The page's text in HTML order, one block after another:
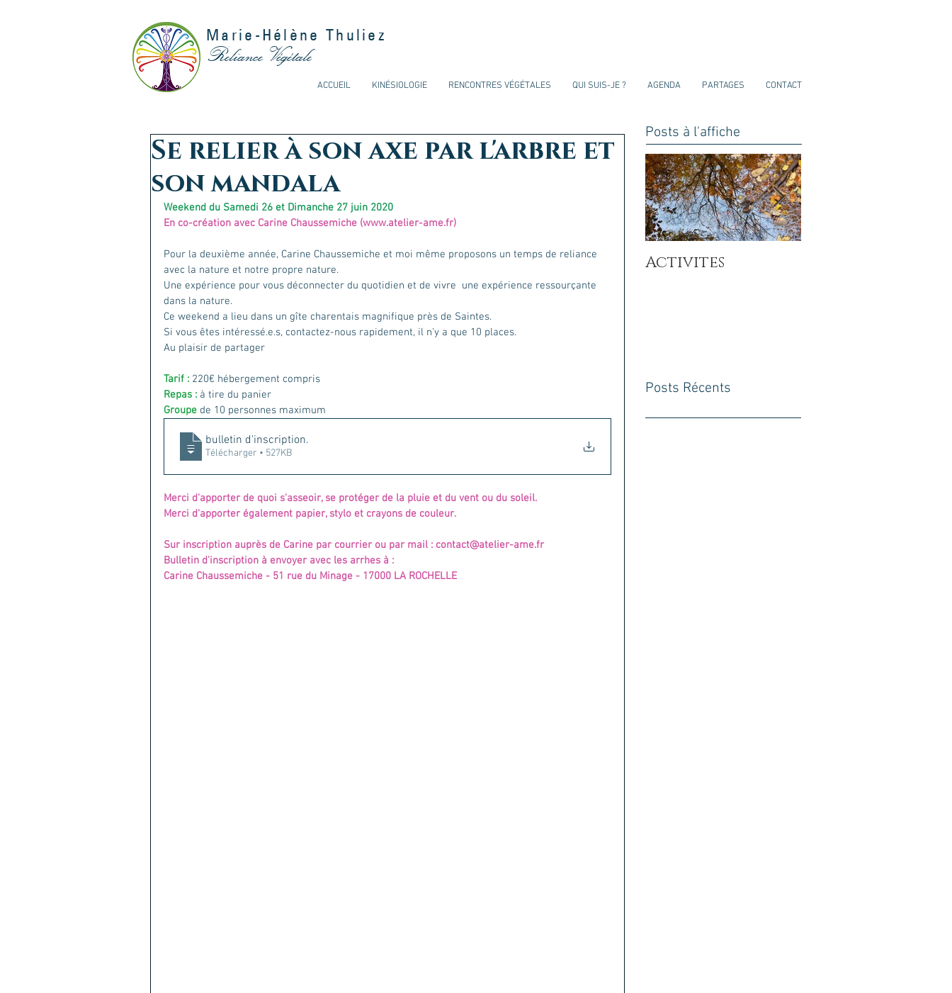
Marie-Hélène Thuliez
Reliance Végétale
ACCUEIL KINÉSIOLOGIE RENCONTRES VÉGÉTALES QUI SUIS-JE ? AGENDA PARTAGES CONTACT
Se relier à son axe par l'arbre et
son mandala
Weekend du Samedi 26 et Dimanche 27 juin 2020
En co-création avec Carine Chaussemiche (www.atelier-ame.fr)
Pour la deuxième année, Carine Chaussemiche et moi même proposons un temps de reliance
avec la nature et notre propre nature.
Une expérience pour vous déconnecter du quotidien et de vivre  une expérience ressourçante
dans la nature.
Ce weekend a lieu dans un gîte charentais magnifique près de Saintes.
Si vous êtes intéressé.e.s, contactez-nous rapidement, il n'y a que 10 places.
Au plaisir de partager
Tarif : 220€ hébergement compris
Repas : à tire du panier
Groupe de 10 personnes maximum
bulletin d'inscription.
Télécharger • 527KB
Merci d'apporter de quoi s'asseoir, se protéger de la pluie et du vent ou du soleil.
Merci d'apporter également papier, stylo et crayons de couleur.
Sur inscription auprès de Carine par courrier ou par mail : contact@atelier-ame.fr
Bulletin d'inscription à envoyer avec les arrhes à :
Carine Chaussemiche - 51 rue du Minage - 17000 LA ROCHELLE
Posts à l'affiche
Activites
Posts Récents